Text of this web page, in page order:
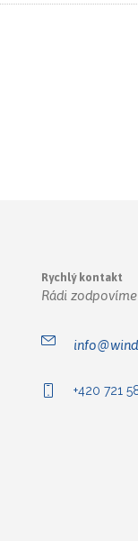
Rychlý kontakt
Rádi
+420 721